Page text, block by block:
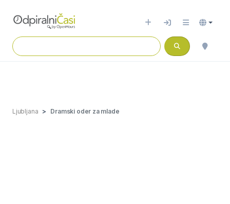
Ljubljana Dramski oder za mlade